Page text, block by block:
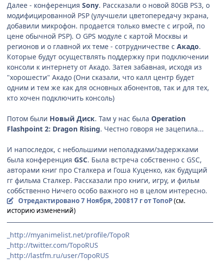
Далее - конференция Sony. Рассказали о новой 80GB PS3, о
модифицированной PSP (улучшели цветопередачу экрана,
добавили микрофон. продается только вместе с игрой, по
цене обычной PSP). О GPS модуле с картой Москвы и
регионов и о главной их теме - сотрудничестве с Акадо.
Которые будут осуществлять поддержку при подключении
консоли к интернету от Акадо. Затея забавная, исходя из
"хорошести" Акадо (Они сказали, что калл центр будет
одним и тем же как для основных абонентов, так и для тех,
кто хочен подключить консоль)
Потом были Новый Диск. Там у нас была Operation
Flashpoint 2: Dragon Rising. Честно говоря не зацепила...
И напоследок, с небольшими неполадками/задержками
была конференция GSC. Была встреча собственно с GSC,
авторами книг про Сталкера и Гоша Куценко, как будущий
гг фильма Сталкер. Рассказали про книги, игру, и фильм
соббственно Ничего особо важного но в целом интересно.
Отредактировано7 Ноября, 200817 гот ТопоР(см.
историю изменений)
_http://myanimelist.net/profile/TopoR
_http://twitter.com/TopoRUS
_http://lastfm.ru/user/TopoRUS